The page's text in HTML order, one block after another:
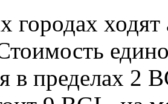
городах
в пределах 2